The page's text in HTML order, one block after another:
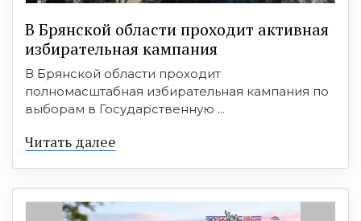
В Брянской области проходит активная
избирательная кампания
В Брянской области проходит
полномасштабная избирательная кампания по
выборам в Государственную ...
Читать далее